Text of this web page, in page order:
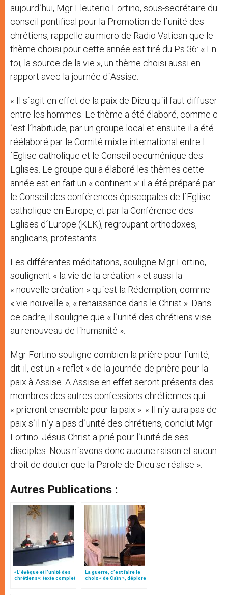
aujourd´hui, Mgr Eleuterio Fortino, sous-secrétaire du
conseil pontifical pour la Promotion de l´unité des
chrétiens, rappelle au micro de Radio Vatican que le
thème choisi pour cette année est tiré du Ps 36: « En
toi, la source de la vie », un thème choisi aussi en
rapport avec la journée d´Assise.
« Il s´agit en effet de la paix de Dieu qu´il faut diffuser
entre les hommes. Le thème a été élaboré, comme c
´est l´habitude, par un groupe local et ensuite il a été
réélaboré par le Comité mixte international entre l
´Eglise catholique et le Conseil oecuménique des
Eglises. Le groupe qui a élaboré les thèmes cette
année est en fait un « continent »: il a été préparé par
le Conseil des conférences épiscopales de l´Eglise
catholique en Europe, et par la Conférence des
Eglises d´Europe (KEK), regroupant orthodoxes,
anglicans, protestants.
Les différentes méditations, souligne Mgr Fortino,
soulignent « la vie de la création » et aussi la
« nouvelle création » qu´est la Rédemption, comme
« vie nouvelle », « renaissance dans le Christ ». Dans
ce cadre, il souligne que « l´unité des chrétiens vise
au renouveau de l´humanité ».
Mgr Fortino souligne combien la prière pour l´unité,
dit-il, est un « reflet » de la journée de prière pour la
paix à Assise. A Assise en effet seront présents des
membres des autres confessions chrétiennes qui
« prieront ensemble pour la paix ». « Il n´y aura pas de
paix s´il n´y a pas d´unité des chrétiens, conclut Mgr
Fortino. Jésus Christ a prié pour l´unité de ses
disciples. Nous n´avons donc aucune raison et aucun
droit de douter que la Parole de Dieu se réalise ».
Autres Publications :
«L’évêque et l’unité des
chrétiens»: texte complet
La guerre, c’est faire le
choix « de Caïn », déplore